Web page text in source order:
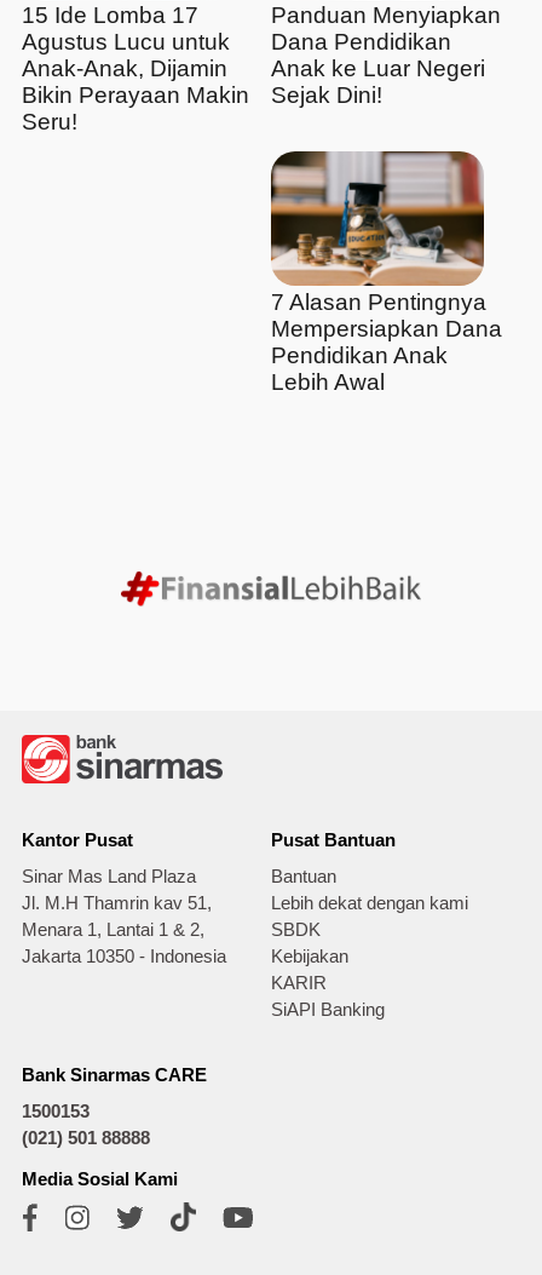
15 Ide Lomba 17
Agustus Lucu untuk
Anak-Anak, Dijamin
Bikin Perayaan Makin
Seru!
Panduan Menyiapkan
Dana Pendidikan
Anak ke Luar Negeri
Sejak Dini!
7 Alasan Pentingnya
Mempersiapkan Dana
Pendidikan Anak
Lebih Awal
Kantor Pusat
Sinar Mas Land Plaza
Jl. M.H Thamrin kav 51,
Menara 1, Lantai 1 & 2,
Jakarta 10350 - Indonesia
Pusat Bantuan
Bantuan
Lebih dekat dengan kami
SBDK
Kebijakan
KARIR
SiAPI Banking
Bank Sinarmas CARE
1500153
(021) 501 88888
Media Sosial Kami